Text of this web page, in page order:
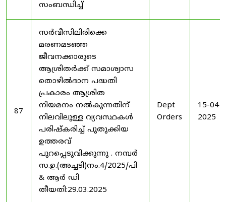
സംബന്ധിച്ച്
87
സർവീസിലിരിക്കെ
മരണമടഞ്ഞ
ജീവനക്കാരുടെ
ആശ്രിതർക്ക് സമാശ്വാസ
തൊഴിൽദാന പദ്ധതി
പ്രകാരം ആശ്രിത
നിയമനം നൽകുന്നതിന്
നിലവിലുള്ള വ്യവസ്ഥകൾ
പരിഷ്കരിച്ച് പുതുക്കിയ
ഉത്തരവ്
പുറപ്പെടുവിക്കുന്നു . നമ്പർ
സ.ഉ.(അച്ചടി)നം.4/2025/പി
& ആർ ഡി
തീയതി:29.03.2025
Dept
Orders
15-04-
2025